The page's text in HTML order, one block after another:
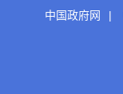
中国政府网 |